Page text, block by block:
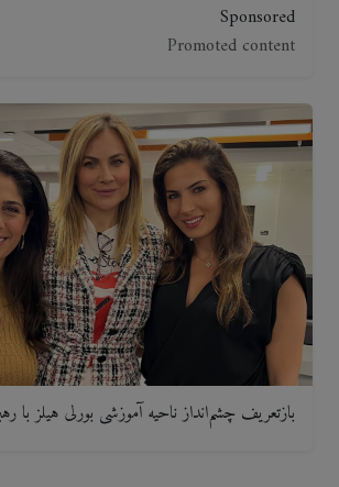
Sponsored
Promoted content
بازتعریف چشم‌انداز ناحیه آموزشی بورلی هیلز با